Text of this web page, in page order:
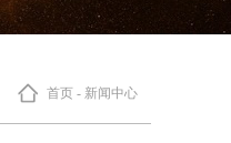
首页 - 新闻中心